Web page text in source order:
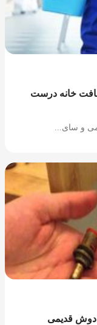
خانه درست
و سای...
دوش قدیمی